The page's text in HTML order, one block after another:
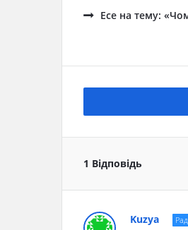
Есе на тему:
1 Відповідь
Kuzya